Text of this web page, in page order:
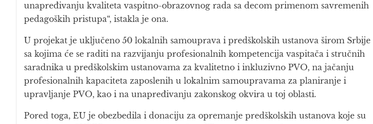
unapređivanju kvaliteta vaspitno-obrazovnog rada sa decom primenom savremenih
pedagoških pristupa“, istakla je ona.
U projekat je uključeno 50 lokalnih samouprava i predškolskih ustanova širom Srbije
sa kojima će se raditi na razvijanju profesionalnih kompetencija vaspitača i stručnih
saradnika u predškolskim ustanovama za kvalitetno i inkluzivno PVO, na jačanju
profesionalnih kapaciteta zaposlenih u lokalnim samoupravama za planiranje i
upravljanje PVO, kao i na unapređivanju zakonskog okvira u toj oblasti.
Pored toga, EU je obezbedila i donaciju za opremanje predškolskih ustanova koje su